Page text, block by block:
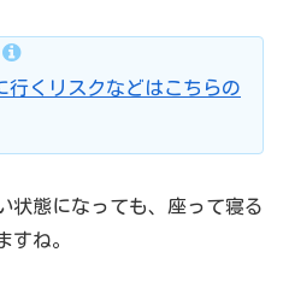
行くリスクなどはこちらの
状態になっても、座って寝る
すね。